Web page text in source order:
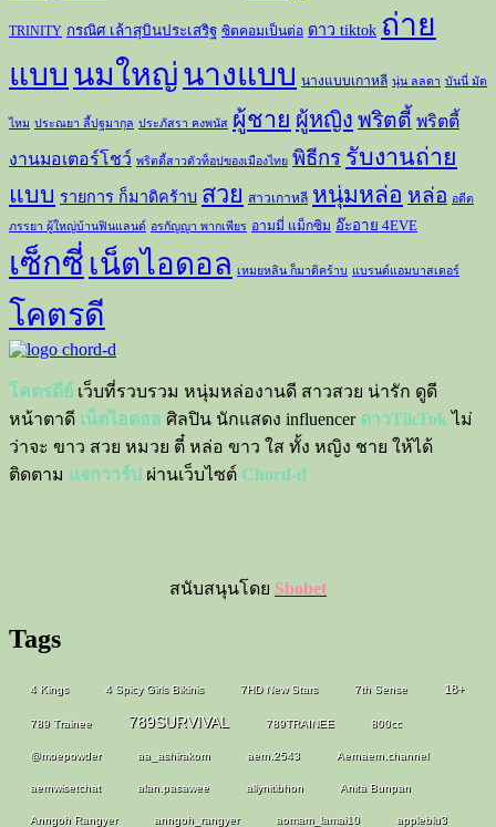
TRINITY กรณิศ เล้าสุบินประเสริฐ ซิตคอมเป็นต่อ ดาว tiktok ถ่าย
แบบ นมใหญ่นางแบบ นางแบบเกาหลี นุ่น ลลดา บันนี่ มัด
ไหม ประณยา ลี้ปฐมากุล ประภัสรา คงพนัส ผู้ชาย ผู้หญิง พริตตี้ พริตตี้
งานมอเตอร์โชว์ พริตตี้สาวตัวท็อปของเมืองไทย พิธีกร รับงานถ่าย
แบบ รายการ ก็มาดิคร้าบ สวย สาวเกาหลี หนุ่มหล่อ หล่อ อดีต
ภรรยา ผู้ใหญ่บ้านฟินแลนด์ อรกัญญา พากเพียร อามมี่ แม็กซิม อ๊ะอาย 4EVE
เซ็กซี่ เน็ตไอดอล เหมยหลิน ก็มาดิคร้าบ แบรนด์แอมบาสเดอร์
โคตรดี
โคตรดีย์ เว็บที่รวบรวม หนุ่มหล่องานดี สาวสวย น่ารัก ดูดี
หน้าตาดี เน็ตไอดอล ศิลปิน นักแสดง influencer ดาวTikTok ไม่
ว่าจะ ขาว สวย หมวย ตี๋ หล่อ ขาว ใส ทั้ง หญิง ชาย ให้ได้
ติดตาม แจกวาร์ป ผ่านเว็บไซต์ Chord-d
สนับสนุนโดย Sbobet
Tags
4 Kings 4 Spicy Girls Bikinis 7HD New Stars 7th Sense 18+
789 Trainee 789SURVIVAL 789TRAINEE 800cc
@moepowder aa_ashirakorn aern.2543 Aernaern.channel
aernwisetchat alan.pasawee allynitibhon Anita Bunpan
Anngoh Rangyer anngoh_rangyer aomam_lamai10 appleblu3